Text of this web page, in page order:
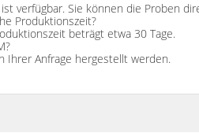
verfügbar. Sie können die Proben
Produktionszeit?
beträgt etwa 30 Tage.
Ihrer Anfrage hergestellt werden.